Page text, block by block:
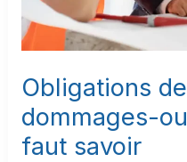
Obligations
dommages-
faut savoir